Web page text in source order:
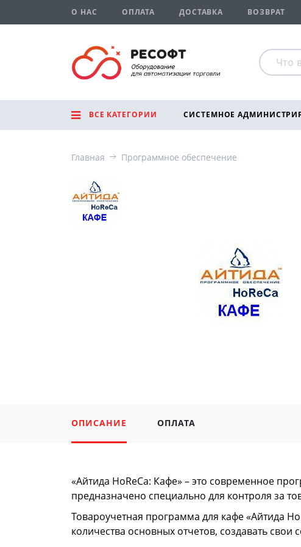
О НАС ОПЛАТА ДОСТАВКА ВОЗВРАТ
ВСЕ КАТЕГОРИИ СИСТЕМНОЕ
Главная Программное обеспечение
ОПИСАНИЕ ОПЛАТА
«Айтида HoReCa: Кафе» – это современное
предназначено специально для контроля за
Товароучетная программа для кафе «Айтида
количества основных отчетов, создавать